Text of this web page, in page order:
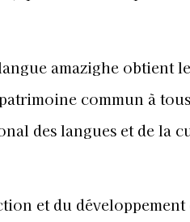
amazighe obtient
commun à
des langues et de la
et du développement